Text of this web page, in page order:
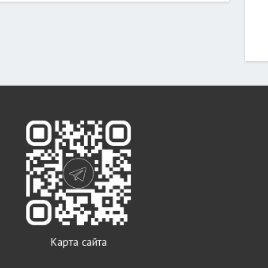
Карта сайта